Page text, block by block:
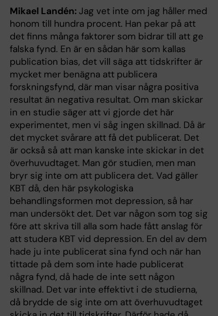
Mikael Landén: Jag vet inte om jag håller med
honom till hundra procent. Han pekar på att
det finns många faktorer som bidrar till att ge
falska fynd. En är en sådan här som kallas
publication bias, det vill säga att tidskrifter är
mycket mer benägna att publicera
forskningsfynd, där man visar några positiva
resultat än negativa resultat. Om man skickar
in en studie säger att vi gjorde det här
experimentet, men vi såg ingen skillnad. Då är
det mycket svårare att få det publicerat. Det
är också så att man kanske inte skickar in det
överhuvudtaget. Man gör studien, men man
bryr sig inte om att publicera det. Vad gäller
KBT då, den här psykologiska
behandlingsformen mot depression, så har
man undersökt det. Det var någon som tog sig
före att skriva till alla som hade fått anslag för
att studera KBT vid depression. En del av dem
hade ju inte publicerat sina fynd och när han
tittade på dem som inte hade publicerat
några fynd, då hade de inte sett någon
skillnad. Det var inte effektivt i de studierna,
då brydde de sig inte om att överhuvudtaget